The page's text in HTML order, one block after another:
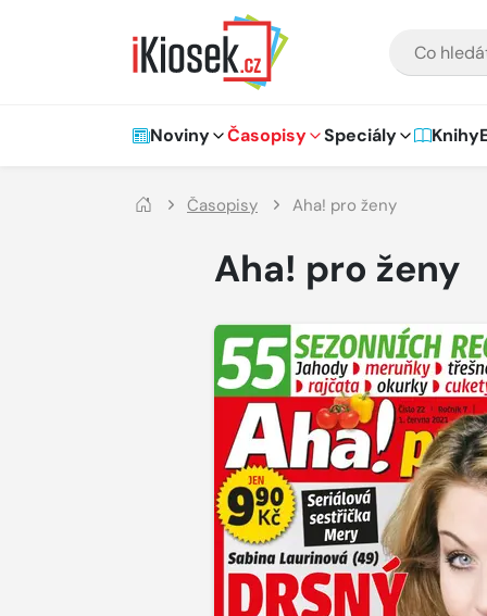
Hlavní navigace
Noviny Časopisy Speciály Knihy
Časopisy Aha! pro ženy
Aha! pro ženy